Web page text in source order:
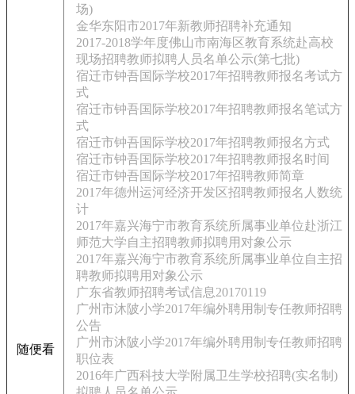
随便看
场)
金华东阳市2017年新教师招聘补充通知
2017-2018学年度佛山市南海区教育系统赴高校
现场招聘教师拟聘人员名单公示(第七批)
宿迁市钟吾国际学校2017年招聘教师报名考试方
式
宿迁市钟吾国际学校2017年招聘教师报名笔试方
式
宿迁市钟吾国际学校2017年招聘教师报名方式
宿迁市钟吾国际学校2017年招聘教师报名时间
宿迁市钟吾国际学校2017年招聘教师简章
2017年德州运河经济开发区招聘教师报名人数统
计
2017年嘉兴海宁市教育系统所属事业单位赴浙江
师范大学自主招聘教师拟聘用对象公示
2017年嘉兴海宁市教育系统所属事业单位自主招
聘教师拟聘用对象公示
广东省教师招聘考试信息20170119
广州市沐陂小学2017年编外聘用制专任教师招聘
公告
广州市沐陂小学2017年编外聘用制专任教师招聘
职位表
2016年广西科技大学附属卫生学校招聘(实名制)